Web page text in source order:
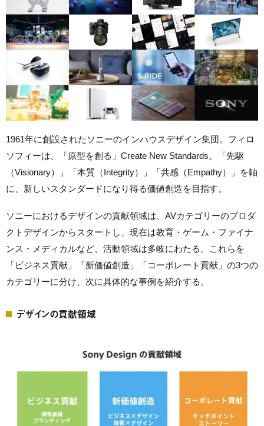
1961年に創設されたソニーのインハウスデザイン集団。フィロ
ソフィーは、「原型を創る」Create New Standards。「先駆
（Visionary）」「本質（Integrity）」「共感（Empathy）」を軸
に、新しいスタンダードになり得る価値創造を目指す。
ソニーにおけるデザインの貢献領域は、AVカテゴリーのプロダ
クトデザインからスタートし、現在は教育・ゲーム・ファイナ
ンス・メディカルなど、活動領域は多岐にわたる。これらを
「ビジネス貢献」「新価値創造」「コーポレート貢献」の3つの
カテゴリーに分け、次に具体的な事例を紹介する。
デザインの貢献領域